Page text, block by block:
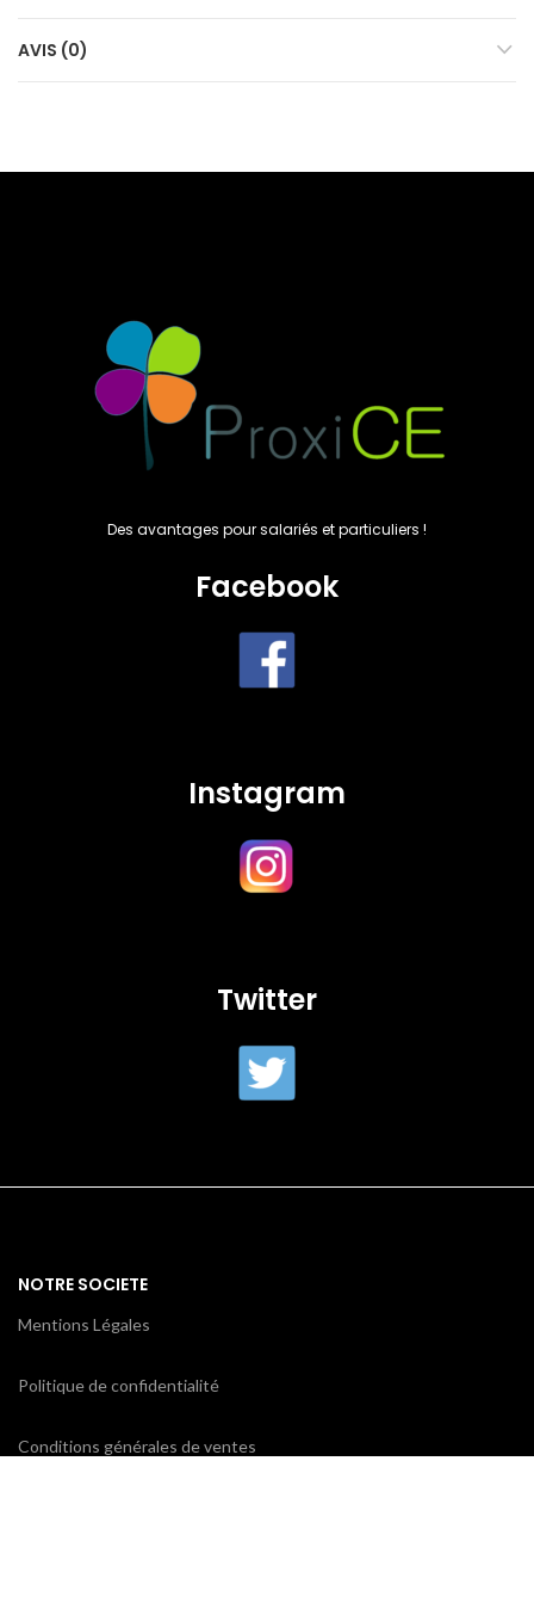
AVIS (0)
Des avantages pour salariés et particuliers !
Facebook
Instagram
Twitter
NOTRE SOCIETE
Mentions Légales
Politique de confidentialité
Conditions générales de ventes